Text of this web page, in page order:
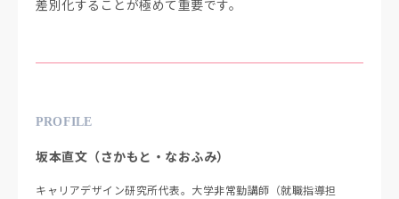
差別化することが極めて重要です。
PROFILE
坂本直文（さかもと・なおふみ）
キャリアデザイン研究所代表。大学非常勤講師（就職指導担